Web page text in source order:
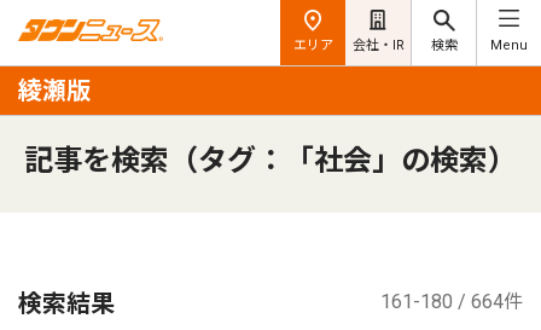
エリア 会社・IR 検索 Menu
綾瀬版
記事を検索（タグ：「社会」の検索）
検索結果 161-180 / 664件